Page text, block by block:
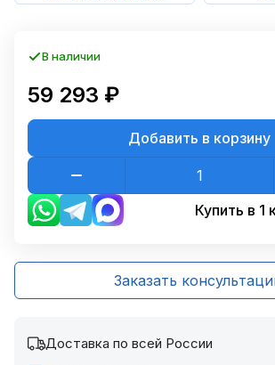
В наличии
59 293 ₽
Добавить в корзину
Купить в 1
Заказать
Доставка по всей России